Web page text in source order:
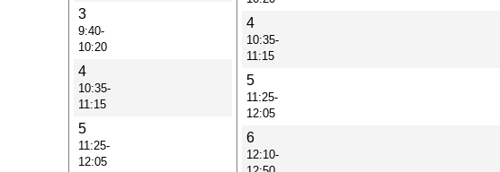
3
9:40-
10:20
4
10:35-
11:15
5
11:25-
12:05
4
10:35-
11:15
5
11:25-
12:05
6
12:10-